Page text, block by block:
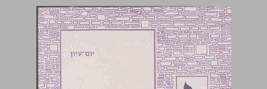
תנועתנו באופוזיציה כיצד?: במלחמה ולאחריה ... 0